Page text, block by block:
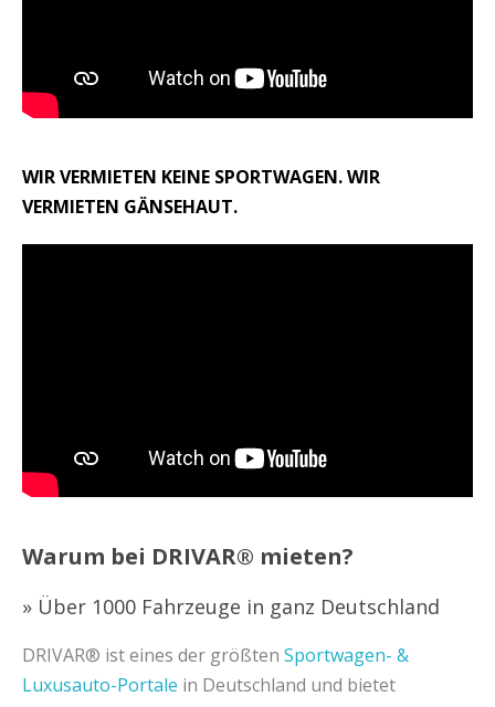
WIR VERMIETEN KEINE SPORTWAGEN. WIR
VERMIETEN GÄNSEHAUT.
Warum bei DRIVAR® mieten?
» Über 1000 Fahrzeuge in ganz Deutschland
DRIVAR® ist eines der größten Sportwagen- &
Luxusauto-Portale in Deutschland und bietet